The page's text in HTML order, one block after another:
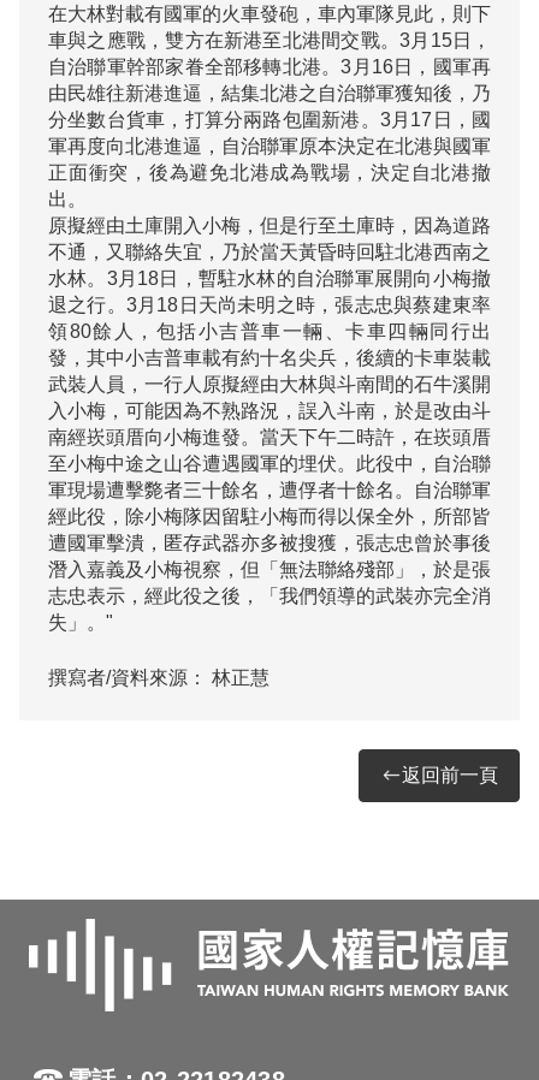
在大林對載有國軍的火車發砲，車內軍隊見此，則下
車與之應戰，雙方在新港至北港間交戰。3月15日，
自治聯軍幹部家眷全部移轉北港。3月16日，國軍再
由民雄往新港進逼，結集北港之自治聯軍獲知後，乃
分坐數台貨車，打算分兩路包圍新港。3月17日，國
軍再度向北港進逼，自治聯軍原本決定在北港與國軍
正面衝突，後為避免北港成為戰場，決定自北港撤
出。
原擬經由土庫開入小梅，但是行至土庫時，因為道路
不通，又聯絡失宜，乃於當天黃昏時回駐北港西南之
水林。3月18日，暫駐水林的自治聯軍展開向小梅撤
退之行。3月18日天尚未明之時，張志忠與蔡建東率
領80餘人，包括小吉普車一輛、卡車四輛同行出
發，其中小吉普車載有約十名尖兵，後續的卡車裝載
武裝人員，一行人原擬經由大林與斗南間的石牛溪開
入小梅，可能因為不熟路況，誤入斗南，於是改由斗
南經崁頭厝向小梅進發。當天下午二時許，在崁頭厝
至小梅中途之山谷遭遇國軍的埋伏。此役中，自治聯
軍現場遭擊斃者三十餘名，遭俘者十餘名。自治聯軍
經此役，除小梅隊因留駐小梅而得以保全外，所部皆
遭國軍擊潰，匿存武器亦多被搜獲，張志忠曾於事後
潛入嘉義及小梅視察，但「無法聯絡殘部」，於是張
志忠表示，經此役之後，「我們領導的武裝亦完全消
撰寫者/資料來源： 林正慧
返回前一頁